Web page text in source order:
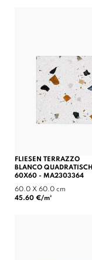
FLIESEN TERRAZZO
BLANCO QUADRATISCH
60X60 - MA2303364
60.0 X 60.0 cm
45.60 €/m²